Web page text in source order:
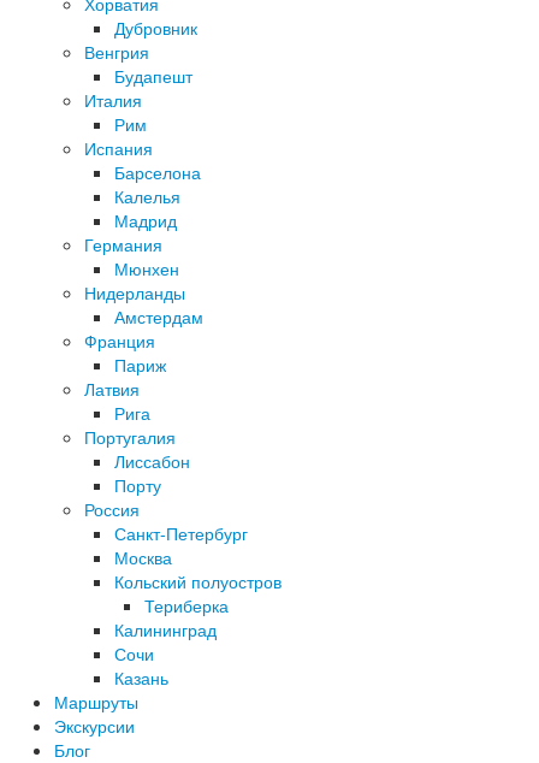
Дубровник
Венгрия
Будапешт
Италия
Рим
Испания
Барселона
Калелья
Мадрид
Германия
Мюнхен
Нидерланды
Амстердам
Франция
Париж
Латвия
Рига
Португалия
Лиссабон
Порту
Россия
Санкт-Петербург
Москва
Кольский полуостров
Териберка
Калининград
Сочи
Казань
Маршруты
Экскурсии
Блог